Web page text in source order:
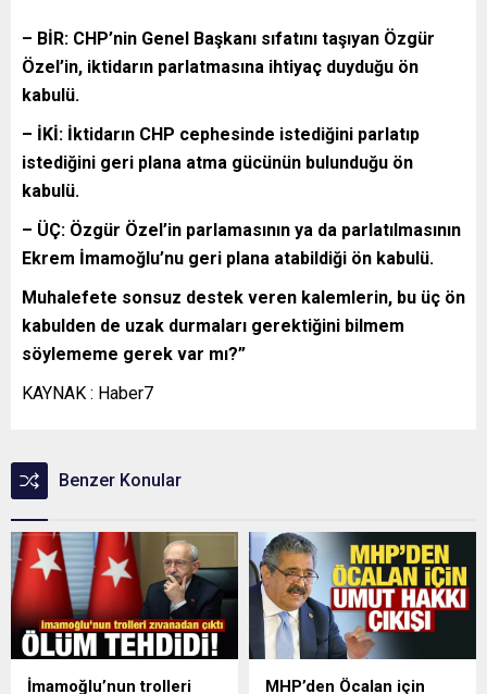
– BİR: CHP’nin Genel Başkanı sıfatını taşıyan Özgür
Özel’in, iktidarın parlatmasına ihtiyaç duyduğu ön
kabulü.
– İKİ: İktidarın CHP cephesinde istediğini parlatıp
istediğini geri plana atma gücünün bulunduğu ön
kabulü.
– ÜÇ: Özgür Özel’in parlamasının ya da parlatılmasının
Ekrem İmamoğlu’nu geri plana atabildiği ön kabulü.
Muhalefete sonsuz destek veren kalemlerin, bu üç ön
kabulden de uzak durmaları gerektiğini bilmem
söylememe gerek var mı?”
KAYNAK : Haber7
Benzer Konular
İmamoğlu’nun trolleri
MHP’den Öcalan için